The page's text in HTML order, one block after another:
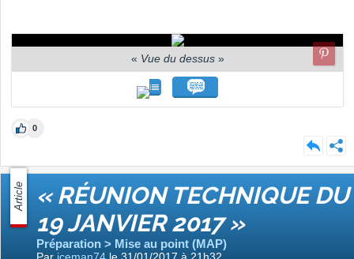
« Vue du dessus»
0
Article « RÉUNION TECHNIQUE DU
19 JANVIER 2017 »
Préparation > Mise au point (MAP)